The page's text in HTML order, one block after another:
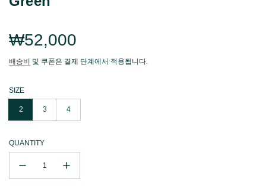
Regular
price
₩52,000
배송비 및 쿠폰은 결제 단계에서 적용됩니다.
SIZE
2 3 4
QUANTITY